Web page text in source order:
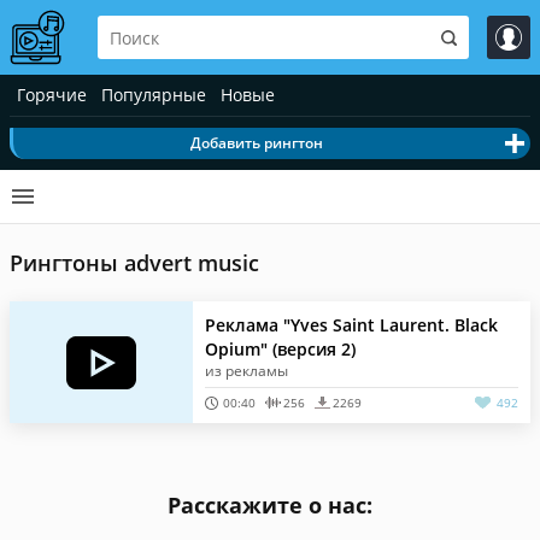
Горячие Популярные Новые
Добавить рингтон
Рингтоны advert music
Реклама "Yves Saint Laurent. Black
Opium" (версия 2)
из рекламы
00:40 256 2269 492
Расскажите о нас: